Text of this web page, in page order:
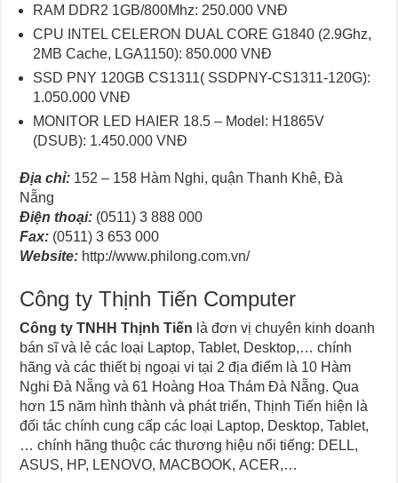
RAM DDR2 1GB/800Mhz: 250.000 VNĐ
CPU INTEL CELERON DUAL CORE G1840 (2.9Ghz,
2MB Cache, LGA1150): 850.000 VNĐ
SSD PNY 120GB CS1311( SSDPNY-CS1311-120G):
1.050.000 VNĐ
MONITOR LED HAIER 18.5 – Model: H1865V
(DSUB): 1.450.000 VNĐ
Địa chỉ: 152 – 158 Hàm Nghi, quận Thanh Khê, Đà
Nẵng
Điện thoại: (0511) 3 888 000
Fax: (0511) 3 653 000
Website: http://www.philong.com.vn/
Công ty Thịnh Tiến Computer
Công ty TNHH Thịnh Tiến là đơn vị chuyên kinh doanh
bán sĩ và lẻ các loại Laptop, Tablet, Desktop,… chính
hãng và các thiết bị ngoại vi tại 2 địa điểm là 10 Hàm
Nghi Đà Nẵng và 61 Hoàng Hoa Thám Đà Nẵng. Qua
hơn 15 năm hình thành và phát triển, Thịnh Tiến hiện là
đối tác chính cung cấp các loại Laptop, Desktop, Tablet,
… chính hãng thuộc các thương hiệu nổi tiếng: DELL,
ASUS, HP, LENOVO, MACBOOK, ACER,…